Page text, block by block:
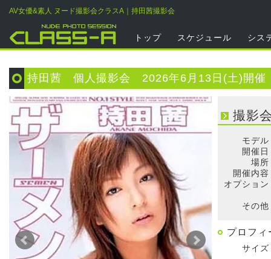
AV女優&素人 ヌード撮影会クラスA｜持田茜撮影会
トップ スケジュール シス
持田茜 個人撮影会 2026年6月13日(土)開催
撮影
モデル
開催
場所
開催内容
オプション
その他
プロフィ
サイズ